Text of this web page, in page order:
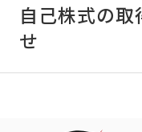
自己株式の
せ